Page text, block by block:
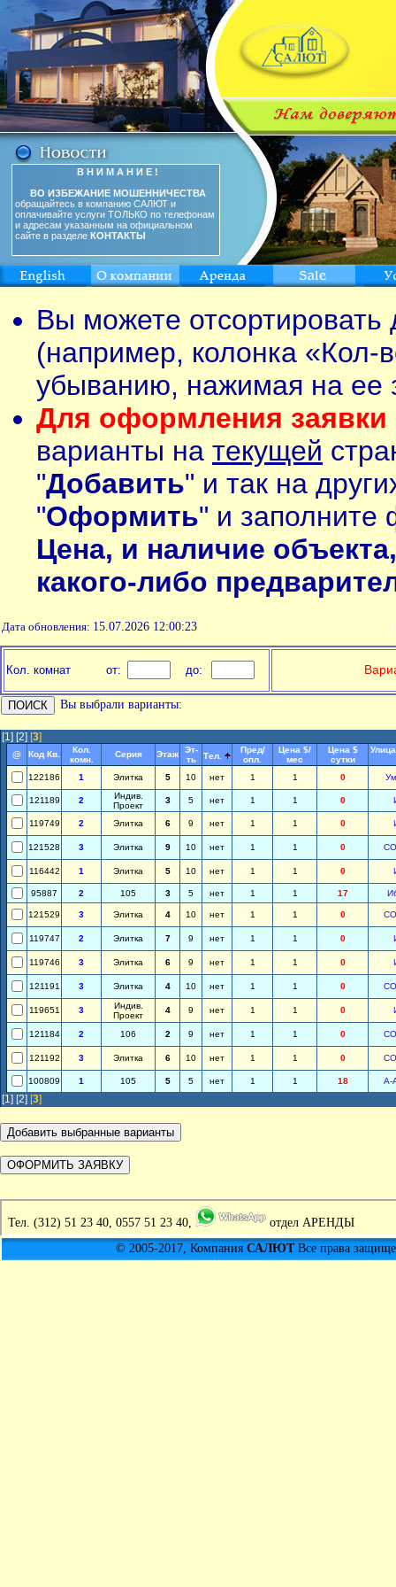
В Н И М А Н И Е !
ВО ИЗБЕЖАНИЕ МОШЕННИЧЕСТВА
обращайтесь в компанию САЛЮТ и
оплачивайте услуги ТОЛЬКО по телефонам
и адресам указанным на официальном
сайте в разделе КОНТАКТЫ
Вы можете
(например, колонка «Кол-
убыванию, нажимая на ее
Для оформления заявки
варианты на текущей
"Добавить" и так на
"Оформить" и заполните
Цена, и наличие
какого-либо
Дата обновления: 15.07.2026 12:00:23
Кол. комнат от: до:
Вы выбрали варианты:
[1] [2] [3]
@ Код Кв.
Кол.
комн.
Серия Этаж
Эт-
ть
Тел.
Пред/
опл.
Цена $/
мес
Цена $
сутки
122186 1 Элитка 5 10 нет 1 1 0
121189 2
Индив.
Проект
3 5 нет 1 1 0
119749 2 Элитка 6 9 нет 1 1 0
121528 3 Элитка 9 10 нет 1 1 0
116442 1 Элитка 5 10 нет 1 1 0
95887 2 105 3 5 нет 1 1 17
121529 3 Элитка 4 10 нет 1 1 0
119747 2 Элитка 7 9 нет 1 1 0
119746 3 Элитка 6 9 нет 1 1 0
121191 3 Элитка 4 10 нет 1 1 0
119651 3
Индив.
Проект
4 9 нет 1 1 0
121184 2 106 2 9 нет 1 1 0
121192 3 Элитка 6 10 нет 1 1 0
100809 1 105 5 5 нет 1 1 18 А-
[1] [2] [3]
Тел. (312) 51 23 40, 0557 51 23 40,
отдел АРЕНДЫ
© 2005-2017, Компания САЛЮТВсе права